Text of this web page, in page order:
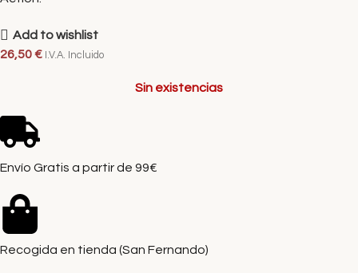
Add to wishlist
26,50€ I.V.A. Incluido
Sin existencias
Envío Gratis a partir de 99€
Recogida en tienda (San Fernando)